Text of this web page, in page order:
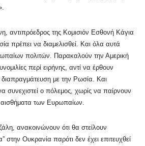
αντιπρόεδρος της Κομισιόν Εσθονή Κάγια
πρέπει να διαμελισθεί. Και όλα αυτά
πολιτών. Παρακαλούν την Αμερική
περί ειρήνης, αντί να έρθουν
με την Ρωσία. Και
συνεχιστεί ο πόλεμος, χωρίς να παίρνουν
των Ευρωπαίων.
ανακοινώνουν ότι θα στείλουν
στην Ουκρανία παρότι δεν έχει επιτευχθεί